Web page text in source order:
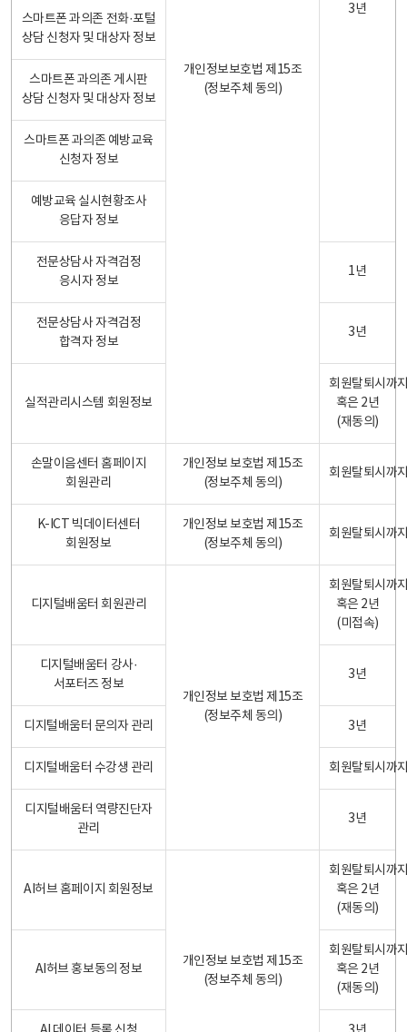
개인정보보호법 제15조
(정보주체 동의)
3년
스마트폰 과의존 전화·포털
상담 신청자 및 대상자 정보
스마트폰 과의존 게시판
상담 신청자 및 대상자 정보
스마트폰 과의존 예방교육
신청자 정보
예방교육 실시현황조사
응답자 정보
전문상담사 자격검정
응시자 정보
1년
전문상담사 자격검정
합격자 정보
3년
실적관리시스템 회원정보
회원탈퇴시까
혹은 2년
(재동의)
손말이음센터 홈페이지
회원관리
개인정보 보호법 제15조
(정보주체 동의)
회원탈퇴시까
K-ICT 빅데이터센터
회원정보
개인정보 보호법 제15조
(정보주체 동의)
회원탈퇴시까
디지털배움터 회원관리
개인정보 보호법 제15조
(정보주체 동의)
회원탈퇴시까
혹은 2년
(미접속)
디지털배움터 강사·
서포터즈 정보
3년
디지털배움터 문의자 관리 3년
디지털배움터 수강생 관리 회원탈퇴시까
디지털배움터 역량진단자
관리
3년
AI허브 홈페이지 회원정보
개인정보 보호법 제15조
(정보주체 동의)
회원탈퇴시까
혹은 2년
(재동의)
AI허브 홍보동의 정보
회원탈퇴시까
혹은 2년
(재동의)